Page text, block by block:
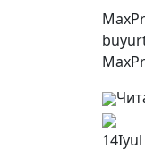
14Iyul